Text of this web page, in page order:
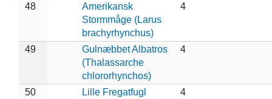
48
Amerikansk
Stormmåge (Larus
brachyrhynchus)
4
49
Gulnæbbet Albatros
(Thalassarche
chlororhynchos)
4
50
Lille Fregatfugl
4